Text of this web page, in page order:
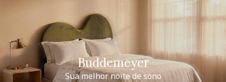
Buddemeyer
Sua melhor noite de sono